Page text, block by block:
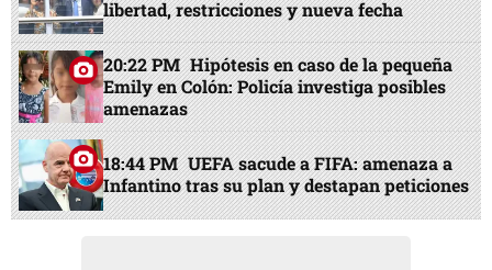
libertad, restricciones y nueva fecha
20:22 PM Hipótesis en caso de la pequeña
Emily en Colón: Policía investiga posibles
amenazas
18:44 PM UEFA sacude a FIFA: amenaza a
Infantino tras su plan y destapan peticiones